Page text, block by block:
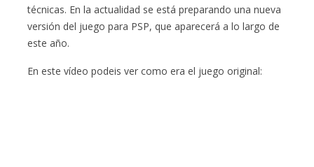
técnicas. En la actualidad se está preparando una nueva
versión del juego para PSP, que aparecerá a lo largo de
este año.
En este vídeo podeis ver como era el juego original: